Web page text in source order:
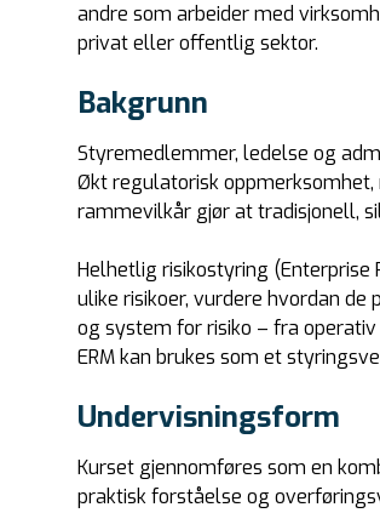
andre som arbeider med
privat eller offentlig sektor.
Bakgrunn
Styremedlemmer, ledelse og
Økt regulatorisk oppmerksomhet,
rammevilkår gjør at tradisjonell,
Helhetlig risikostyring (Enterprise
ulike risikoer, vurdere hvordan
og system for risiko – fra
ERM kan brukes som et
Undervisningsform
Kurset gjennomføres som en
praktisk forståelse og